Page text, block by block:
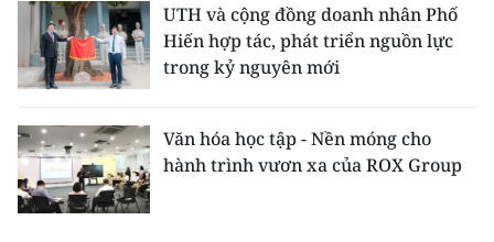
UTH và cộng đồng doanh nhân Phố
Hiến hợp tác, phát triển nguồn lực
trong kỷ nguyên mới
Văn hóa học tập - Nền móng cho
hành trình vươn xa của ROX Group